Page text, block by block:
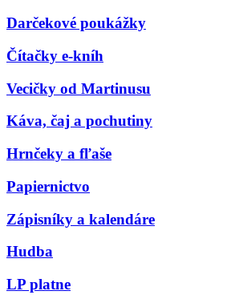
Darčekové poukážky
Čítačky e-kníh
Vecičky od Martinusu
Káva, čaj a pochutiny
Hrnčeky a fľaše
Papiernictvo
Zápisníky a kalendáre
Hudba
LP platne